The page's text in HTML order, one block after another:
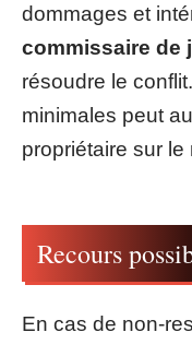
dommages et
commissaire de
résoudre le
minimales peut
propriétaire sur le
Recours
En cas de non-